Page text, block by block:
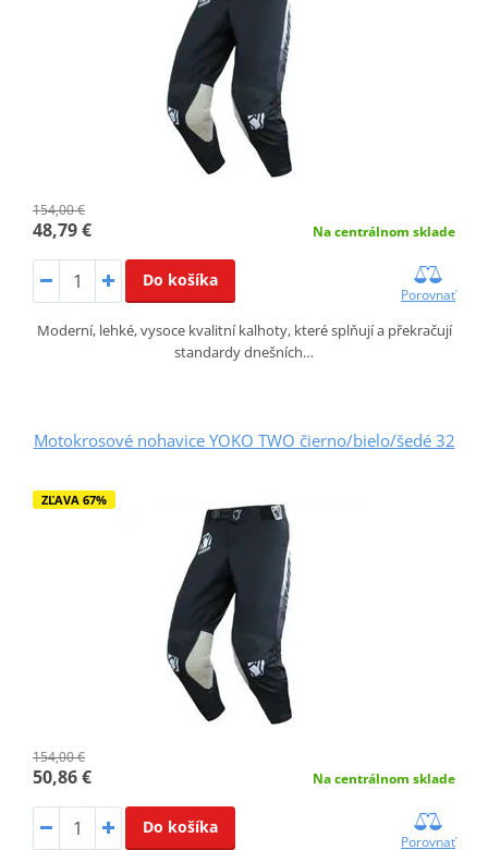
154,00 €
48,79 € Na centrálnom sklade
Do košíka
Porovnať
Moderní, lehké, vysoce kvalitní kalhoty, které splňují a překračují
standardy dnešních…
Motokrosové nohavice YOKO TWO čierno/bielo/šedé 32
ZĽAVA 67%
154,00 €
50,86 € Na centrálnom sklade
Do košíka
Porovnať